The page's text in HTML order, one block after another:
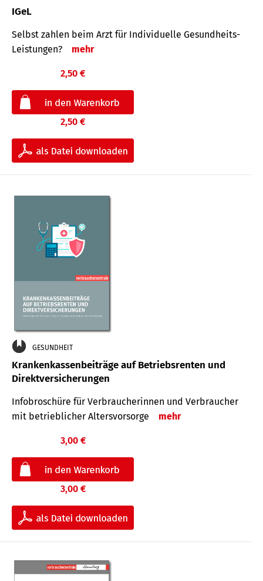
IGeL
Selbst zahlen beim Arzt für Indi­vidu­elle Gesund­heits-
Leis­tungen?
mehr
2,50 €
2,50 €
GESUNDHEIT
Krankenkassenbeiträge auf Betriebsrenten und
Direktversicherungen
Infobroschüre für Verbraucherinnen und Verbraucher
mit betrieblicher Altersvorsorge
mehr
3,00 €
3,00 €